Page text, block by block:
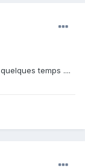
temps ....